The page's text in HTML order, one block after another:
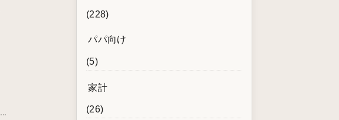
(228)
パパ向け
(5)
家計
(26)